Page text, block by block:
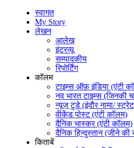
स्वागत
My Story
लेखन
आलेख
इंटरव्यू
सम्पादकीय
रिपोर्टिंग
कॉलम
टाइम्स ऑफ़ इंडिया (एंटी
नव भारत टाइम्स (जिनकी
न्यूज़ टुडे (इंदौर नामा/
वीकेंड पोस्ट (एंटी कॉलम)
दैनिक भास्कर (एंटी कॉलम)
दैनिक हिन्दुस्तान (जीने की
किताबें